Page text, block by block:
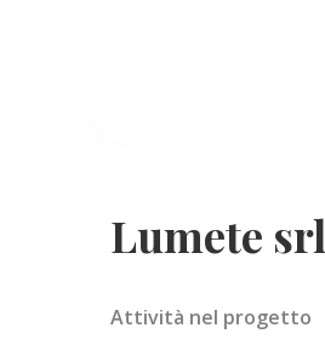
Lumete srl
Attività nel progetto